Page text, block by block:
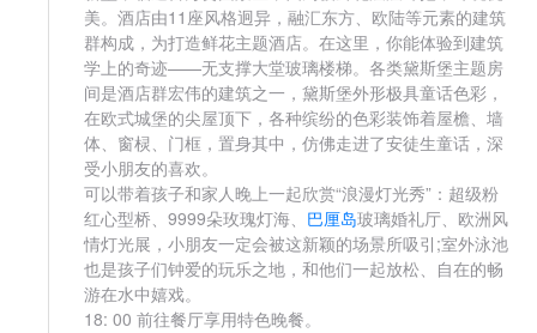
美。酒店由11座风格迥异，融汇东方、欧陆等元素的建筑
群构成，为打造鲜花主题酒店。在这里，你能体验到建筑
学上的奇迹——无支撑大堂玻璃楼梯。各类黛斯堡主题房
间是酒店群宏伟的建筑之一，黛斯堡外形极具童话色彩，
在欧式城堡的尖屋顶下，各种缤纷的色彩装饰着屋檐、墙
体、窗棂、门框，置身其中，仿佛走进了安徒生童话，深
受小朋友的喜欢。
可以带着孩子和家人晚上一起欣赏“浪漫灯光秀”：超级粉
红心型桥、9999朵玫瑰灯海、 巴厘岛玻璃婚礼厅、欧洲风
情灯光展，小朋友一定会被这新颖的场景所吸引;室外泳池
也是孩子们钟爱的玩乐之地，和他们一起放松、自在的畅
游在水中嬉戏。
18: 00 前往餐厅享用特色晚餐。